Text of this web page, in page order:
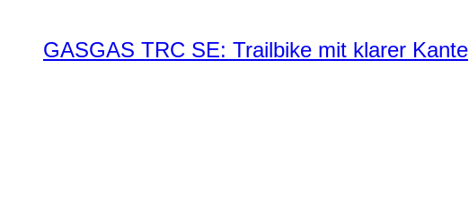
GASGAS TRC SE: Trailbike mit klarer Kante